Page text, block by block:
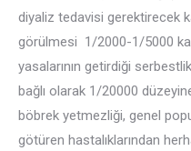
diyaliz tedavisi gerektirecek
görülmesi 1/2000-1/5000
yasalarının getirdiği
bağlı olarak 1/20000
böbrek yetmezliği, genel
götüren hastalıklarından